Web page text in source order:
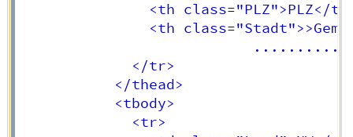
<th class="PLZ">PLZ</
<th
                           ..........
             </tr>
             <tr>